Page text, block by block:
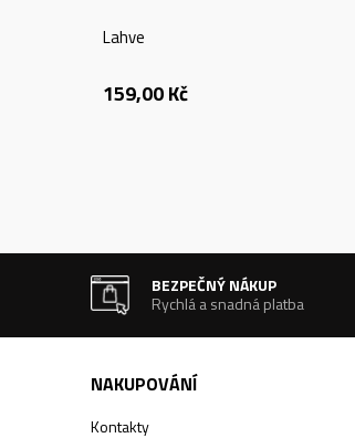
Lahve
159,00Kč
BEZPEČNÝ NÁKUP
Rychlá a snadná platba
NAKUPOVÁNÍ
Kontakty